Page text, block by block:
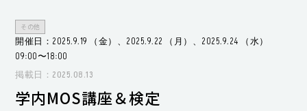
国際交流
教員養成
研究活動
その他
開催日：2025.9.19 （金）、2025.9.22 （月）、2025.9.24 （水）
09:00〜18:00
掲載日：2025.08.13
学内MOS講座＆検定